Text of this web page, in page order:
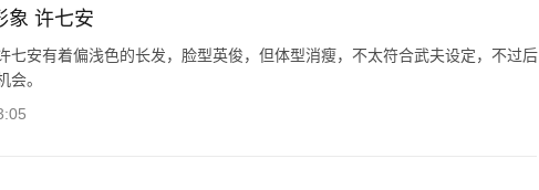
象 许七安
七安有着偏浅色的长发，脸型英俊，但体型消瘦，不太符合武夫设定，不过后
会。